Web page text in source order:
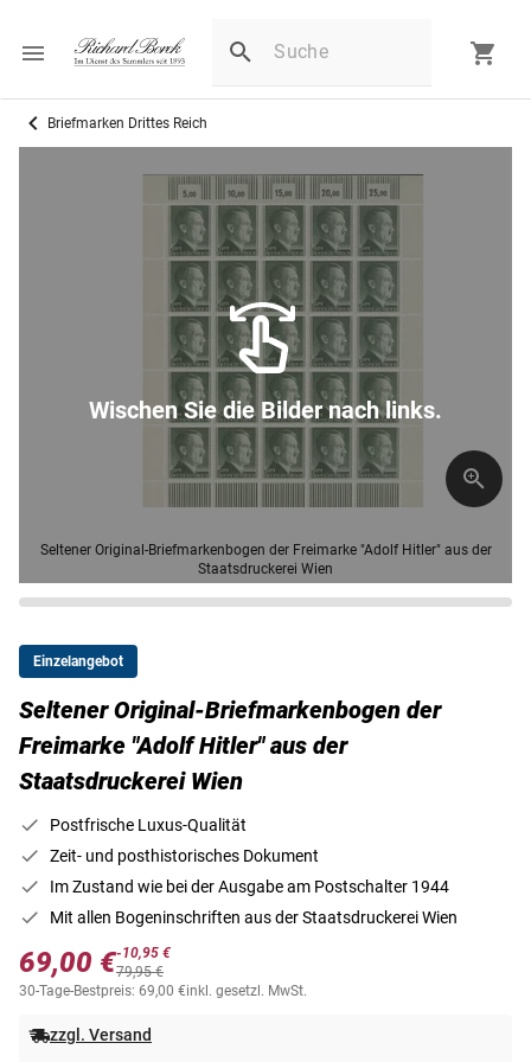
Briefmarken Drittes Reich
Seltener Original-Briefmarkenbogen der Freimarke "Adolf Hitler" aus der
Staatsdruckerei Wien
Wischen Sie die Bilder nach links.
Einzelangebot
Seltener Original-Briefmarkenbogen der
Freimarke "Adolf Hitler" aus der
Staatsdruckerei Wien
Postfrische Luxus-Qualität
Zeit- und posthistorisches Dokument
Im Zustand wie bei der Ausgabe am Postschalter 1944
Mit allen Bogeninschriften aus der Staatsdruckerei Wien
69,00 €-10,95 €
79,95 €
30-Tage-Bestpreis: 69,00 €inkl. gesetzl. MwSt.
zzgl. Versand